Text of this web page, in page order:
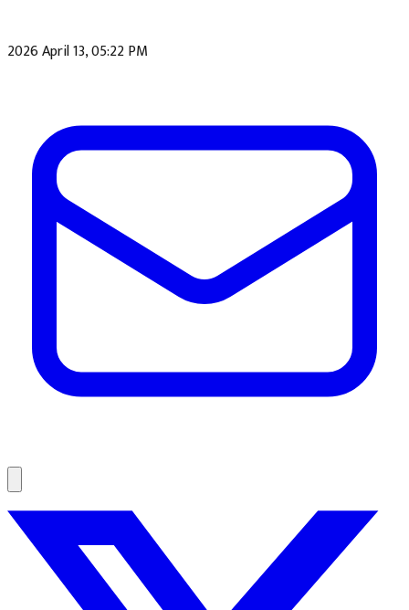
2026 April 13, 05:22 PM